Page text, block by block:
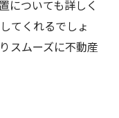
についても詳しく
てくれるでしょ
スムーズに不動産